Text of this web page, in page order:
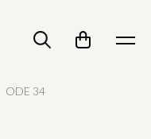
ODE 34